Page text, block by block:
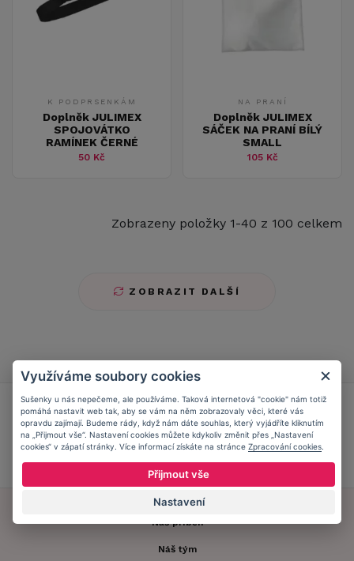
K PODPRSENKÁM
Doplněk JULIMEX
SPOJOVÁTKO
RAMÍNEK ČERNÉ
50 Kč
NA PRANÍ
Doplněk JULIMEX
SÁČEK NA PRANÍ BÍLÝ
SMALL
105 Kč
Zobrazeny položky 1-40 z 100 celkem
ZOBRAZIT DALŠÍ
Přidejte se doCaresse Clubu!
ZJISTIT VÍCE
Náš příběh
Náš tým
Využíváme soubory cookies
Sušenky u nás nepečeme, ale používáme. Taková internetová "cookie" nám totiž
pomáhá nastavit web tak, aby se vám na něm zobrazovaly věci, které vás
opravdu zajímají. Budeme rády, když nám dáte souhlas, který vyjádříte kliknutím
na „Přijmout vše“. Nastavení cookies můžete kdykoliv změnit přes „Nastavení
cookies“ v zápatí stránky. Více informací získáte na stránce Zpracování cookies
Přijmout vše
Nastavení